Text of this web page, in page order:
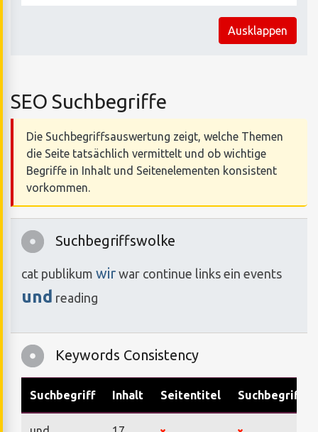
Ausklappen
SEO Suchbegriffe
Die Suchbegriffsauswertung zeigt, welche Themen
die Seite tatsächlich vermittelt und ob wichtige
Begriffe in Inhalt und Seitenelementen konsistent
vorkommen.
Suchbegriffswolke
cat publikum wir war continue links ein events
und reading
Keywords Consistency
Suchbegriff Inhalt Seitentitel Suchbegriffe